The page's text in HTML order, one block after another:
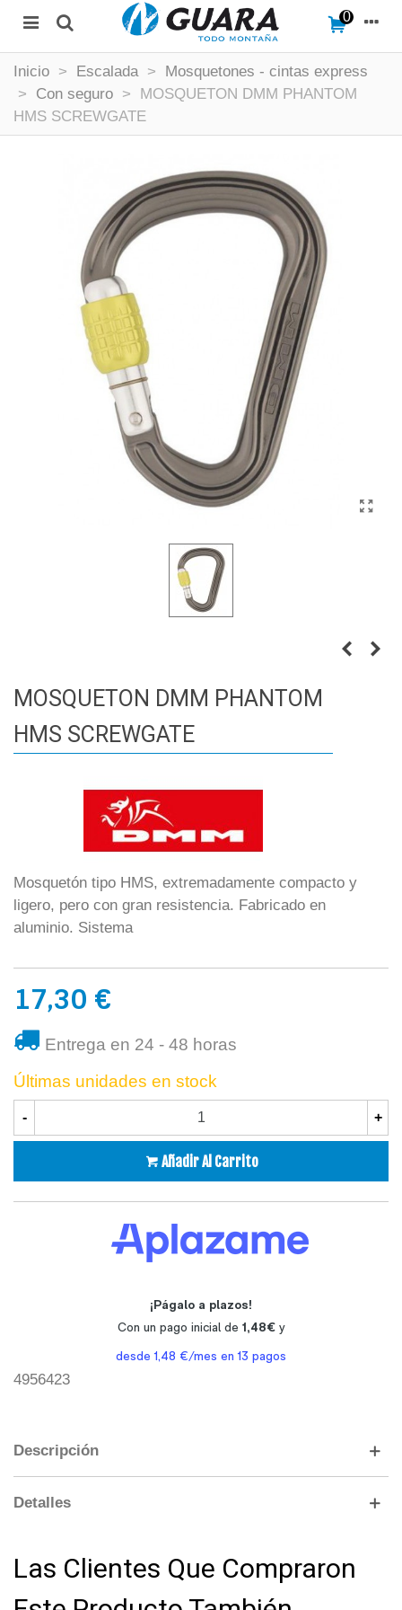
0
Inicio > Escalada >
Mosquetones - cintas express
>
Con seguro >
MOSQUETON DMM PHANTOM
HMS SCREWGATE
MOSQUETON DMM PHANTOM
HMS SCREWGATE
Mosquetón tipo HMS, extremadamente compacto y
ligero, pero con gran resistencia. Fabricado en
aluminio. Sistema
17,30 €
Entrega en 24 - 48 horas
Últimas unidades en stock
- +
Añadir Al Carrito
4956423
Descripción
Detalles
Las Clientes Que Compraron